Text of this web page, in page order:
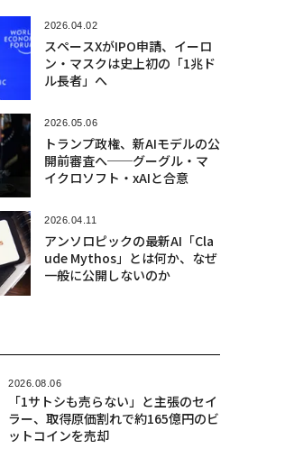
2026.04.02
スペースXがIPO申請、イーロ
ン・マスクは史上初の「1兆ド
ル長者」へ
2026.05.06
トランプ政権、新AIモデルの公
開前審査へ──グーグル・マ
イクロソフト・xAIと合意
2026.04.11
アンソロピックの最新AI「Cla
ude Mythos」とは何か、なぜ
一般に公開しないのか
2026.08.06
「1サトシも売らない」と主張のセイ
ラー、取得原価割れで約165億円のビ
ットコインを売却